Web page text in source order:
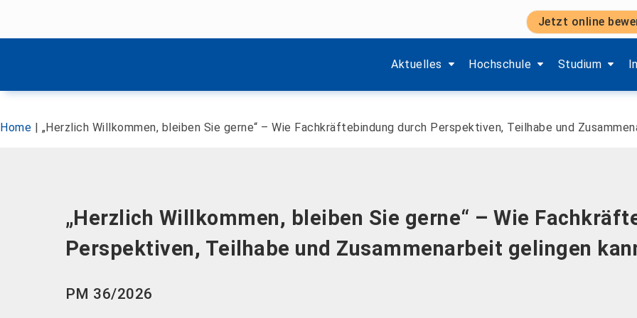
Jetzt online
Aktuelles
Zeige Menü-Unterpunkte von 'Aktuelles'.
Hochschule
Zeige Menü-Unterpunkte von
Studium
Zeige Menü-
Home | „Herzlich Willkommen, bleiben Sie gerne“ – Wie Fachkräftebindung durch Perspektiven, Teilhabe und
„Herzlich Willkommen, bleiben Sie gerne“ – Wie
Perspektiven, Teilhabe und Zusammenarbeit gelingen
PM 36/2026